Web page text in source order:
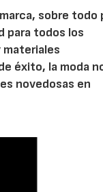
sobre todo
para todos los
éxito, la moda
novedosas en